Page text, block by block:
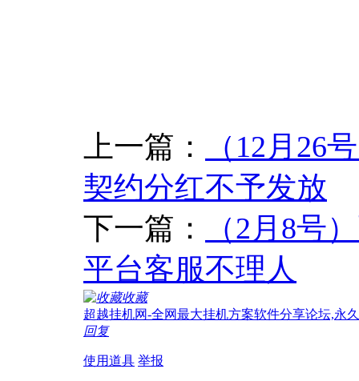
上一篇：
（12月26
契约分红不予发放
下一篇：
（2月8号
平台客服不理人
收藏
超越挂机网-全网最大挂机方案软件分享论坛,永
回复
使用道具 举报